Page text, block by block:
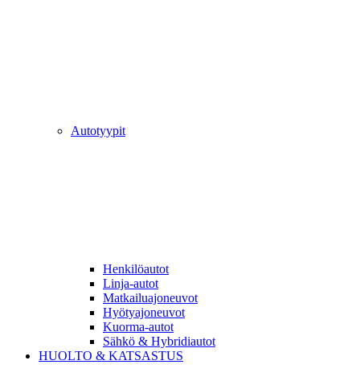
Autotyypit
Henkilöautot
Linja-autot
Matkailuajoneuvot
Hyötyajoneuvot
Kuorma-autot
Sähkö & Hybridiautot
HUOLTO & KATSASTUS